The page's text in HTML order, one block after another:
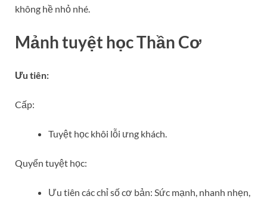
không hề nhỏ nhé.
Mảnh tuyệt học Thần Cơ
Ưu tiên:
Cấp:
Tuyệt học khôi lỗi ưng khách.
Quyển tuyệt học:
Ưu tiên các chỉ số cơ bản: Sức mạnh, nhanh nhẹn,